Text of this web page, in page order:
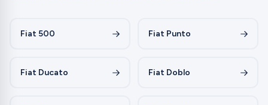
Fiat 500 Fiat Punto
Fiat Ducato Fiat Doblo